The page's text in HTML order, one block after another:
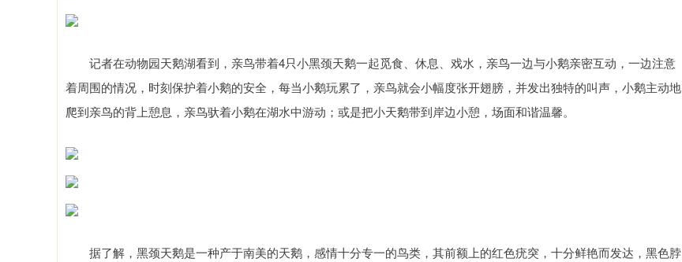
记者在动物园天鹅湖看到，亲鸟带着4只小黑颈天鹅一起觅食、休息、戏水，亲鸟一边与小鹅亲密互动，一边注意
着周围的情况，时刻保护着小鹅的安全，每当小鹅玩累了，亲鸟就会小幅度张开翅膀，并发出独特的叫声，小鹅主动地
爬到亲鸟的背上憩息，亲鸟驮着小鹅在湖水中游动；或是把小天鹅带到岸边小憩，场面和谐温馨。
据了解，黑颈天鹅是一种产于南美的天鹅，感情十分专一的鸟类，其前额上的红色疣突，十分鲜艳而发达，黑色脖